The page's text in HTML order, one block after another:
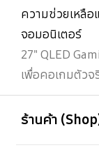
ความช่วยเหลื
จอมอนิเตอร์
27" QLED
เพื่อคอเกมตัวจ
ร้านค้า